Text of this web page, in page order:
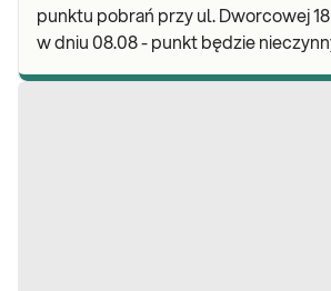
punktu pobrań przy ul. Dworcowej
w dniu 08.08 - punkt będzie nieczynny.